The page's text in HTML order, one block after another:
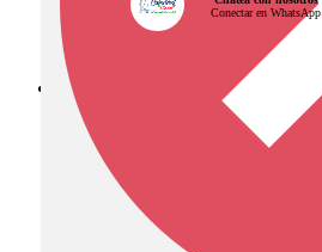
Diócesis de Zipaquirá
Conectar en WhatsApp